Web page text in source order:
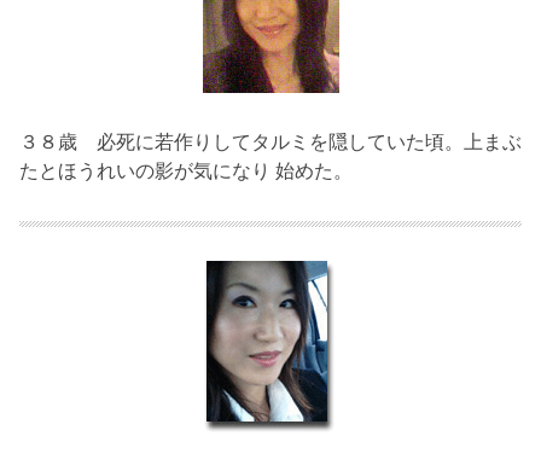
３８歳 必死に若作りしてタルミを隠していた頃。上まぶ
たとほうれいの影が気になり 始めた。